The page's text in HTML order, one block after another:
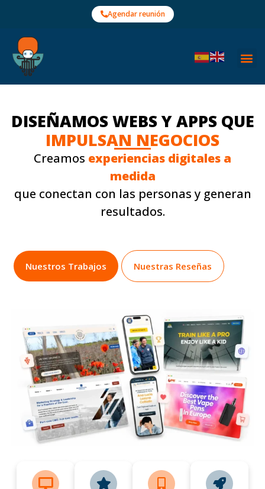
Agendar reunión
DISEÑAMOS WEBS Y APPS QUE
IMPULSAN NEGOCIOS
Creamos experiencias digitales a
medida
que conectan con las personas y generan
resultados.
Nuestros Trabajos Nuestras Reseñas